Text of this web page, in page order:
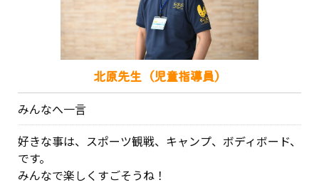
北原先生（児童指導員）
みんなへ一言
好きな事は、スポーツ観戦、キャンプ、ボディボード、
です。
みんなで楽しくすごそうね！